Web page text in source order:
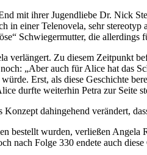
mit ihrer Jugendliebe Dr. Nick
in einer Telenovela, sehr
Schwiegermutter, die
verlängert. Zu diesem Zeitpunkt
„Aber auch für Alice hat das
Erst, als diese Geschichte
durfte weiterhin Petra zur Seite
dahingehend verändert,
bestellt wurden, verließen
nach Folge 330 endete auch diese